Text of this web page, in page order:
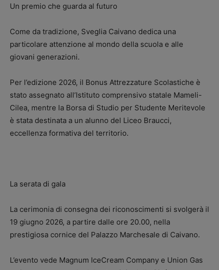
Un premio che guarda al futuro
Come da tradizione, Sveglia Caivano dedica una
particolare attenzione al mondo della scuola e alle
giovani generazioni.
Per l’edizione 2026, il Bonus Attrezzature Scolastiche è
stato assegnato all’Istituto comprensivo statale Mameli-
Cilea, mentre la Borsa di Studio per Studente Meritevole
è stata destinata a un alunno del Liceo Braucci,
eccellenza formativa del territorio.
La serata di gala
La cerimonia di consegna dei riconoscimenti si svolgerà il
19 giugno 2026, a partire dalle ore 20.00, nella
prestigiosa cornice del Palazzo Marchesale di Caivano.
L’evento vede Magnum IceCream Company e Union Gas